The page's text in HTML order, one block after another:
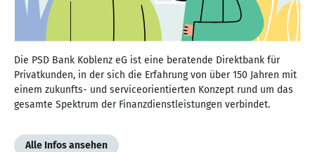
Die PSD Bank Koblenz eG ist eine beratende Direktbank für
Privatkunden, in der sich die Erfahrung von über 150 Jahren mit
einem zukunfts- und serviceorientierten Konzept rund um das
gesamte Spektrum der Finanzdienstleistungen verbindet.
Alle Infos ansehen